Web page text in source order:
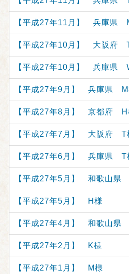
【平成27年11月】 兵庫県
【平成27年10月】 大阪府
【平成27年10月】 兵庫県
【平成27年9月】 兵庫県 M
【平成27年8月】 京都府 H
【平成27年7月】 大阪府 T
【平成27年6月】 兵庫県 T
【平成27年5月】 和歌山県
【平成27年5月】 H様
【平成27年4月】 和歌山県
【平成27年2月】 K様
【平成27年1月】 M様